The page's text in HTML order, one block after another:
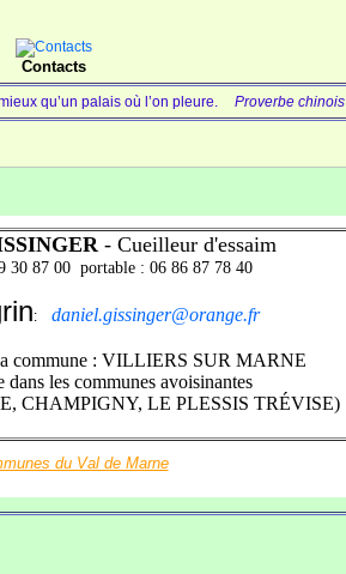
Contacts
qu’un palais où l’on pleure. Proverbe chinois
- Cueilleur d'essaim
30 87 00 portable : 06 86 87 78 40
: daniel.gissinger@orange.fr
commune : VILLIERS SUR MARNE
dans les communes avoisinantes
CHAMPIGNY, LE PLESSIS TRÉVISE)
du Val de Marne